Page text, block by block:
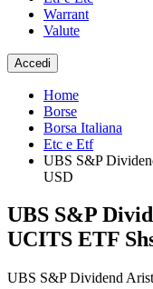
Warrant
Valute
Accedi
Home
Borse
Borsa Italiana
Etc e Etf
UBS S&P
USD
UBS S&P
UCITS ETF
UBS S&P Dividend